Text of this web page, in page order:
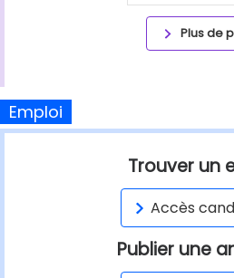
Plus de
Emploi
Trouver un
Accès
Publier une